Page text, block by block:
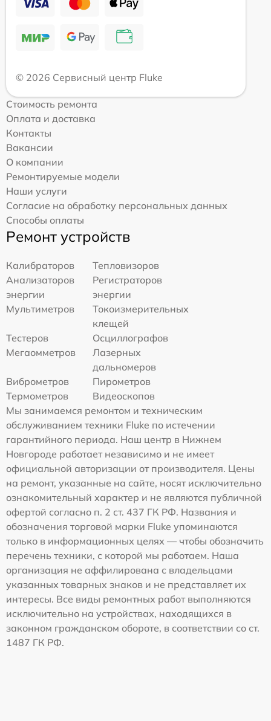
© 2026 Сервисный центр Fluke
Стоимость ремонта
Оплата и доставка
Контакты
Вакансии
О компании
Ремонтируемые модели
Наши услуги
Согласие на обработку персональных данных
Способы оплаты
Ремонт устройств
Калибраторов
Тепловизоров
Анализаторов
энергии
Регистраторов
энергии
Мультиметров
Токоизмерительных
клещей
Тестеров
Осциллографов
Мегаомметров
Лазерных
дальномеров
Виброметров
Пирометров
Термометров
Видеоскопов
Мы занимаемся ремонтом и техническим
обслуживанием техники Fluke по истечении
гарантийного периода. Наш центр в Нижнем
Новгороде работает независимо и не имеет
официальной авторизации от производителя. Цены
на ремонт, указанные на сайте, носят исключительно
ознакомительный характер и не являются публичной
офертой согласно п. 2 ст. 437 ГК РФ. Названия и
обозначения торговой марки Fluke упоминаются
только в информационных целях — чтобы обозначить
перечень техники, с которой мы работаем. Наша
организация не аффилирована с владельцами
указанных товарных знаков и не представляет их
интересы. Все виды ремонтных работ выполняются
исключительно на устройствах, находящихся в
законном гражданском обороте, в соответствии со ст.
1487 ГК РФ.